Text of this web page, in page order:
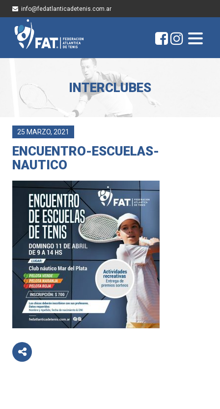
info@fedatlanticadetenis.com.ar
INTERCLUBES
25 MARZO, 2021
ENCUENTRO-ESCUELAS-
NAUTICO